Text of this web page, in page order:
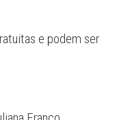
e podem ser